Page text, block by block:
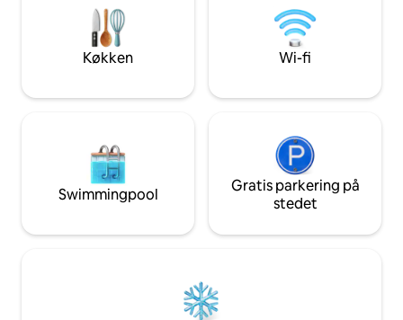
parkering (HVIS DER ER LEDIGE
PLADSER, SKAL TJEKKES). Her er alt
inden for gåafstand ... og samtidig er det
let at komme til med bil!
atmosfære. Tæt
Beynac med
udgangspunkt
Køkken Wi-fi
Swimmingpool
Gratis parkering på
stedet